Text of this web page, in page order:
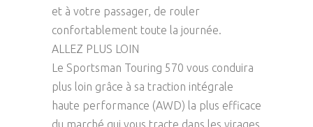
et à votre passager, de rouler
confortablement toute la journée.
ALLEZ PLUS LOIN
Le Sportsman Touring 570 vous conduira
plus loin grâce à sa traction intégrale
haute performance (AWD) la plus efficace
du marché qui vous tracte dans les virages